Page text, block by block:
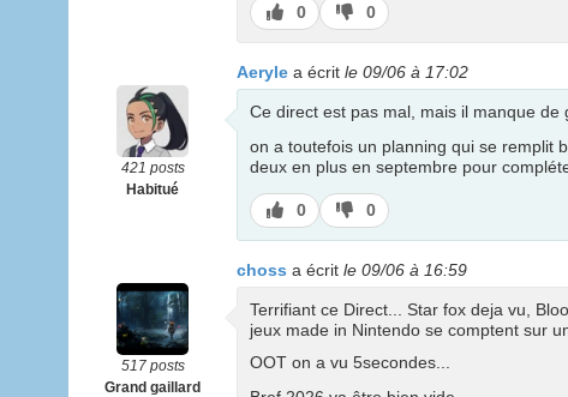
J’aime
0
J’aime
pas
0
421 posts
Habitué
Aeryle a écrit le 09/06 à 17:02
Ce direct est pas mal, mais il manque de
on a toutefois un planning qui se remplit
deux en plus en septembre pour
J’aime
0
J’aime
pas
0
517 posts
Grand gaillard
choss a écrit le 09/06 à 16:59
Terrifiant ce Direct... Star fox deja vu,
jeux made in Nintendo se comptent sur
OOT on a vu 5secondes...